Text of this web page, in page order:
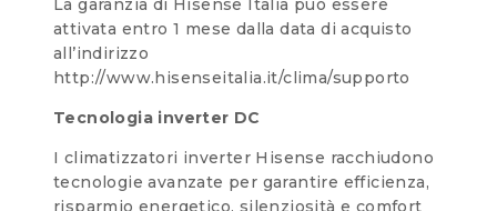
La garanzia di Hisense Italia può essere
attivata entro 1 mese dalla data di acquisto
all’indirizzo
http://www.hisenseitalia.it/clima/supporto
Tecnologia inverter DC
I climatizzatori inverter Hisense racchiudono
tecnologie avanzate per garantire efficienza,
risparmio energetico, silenziosità e comfort